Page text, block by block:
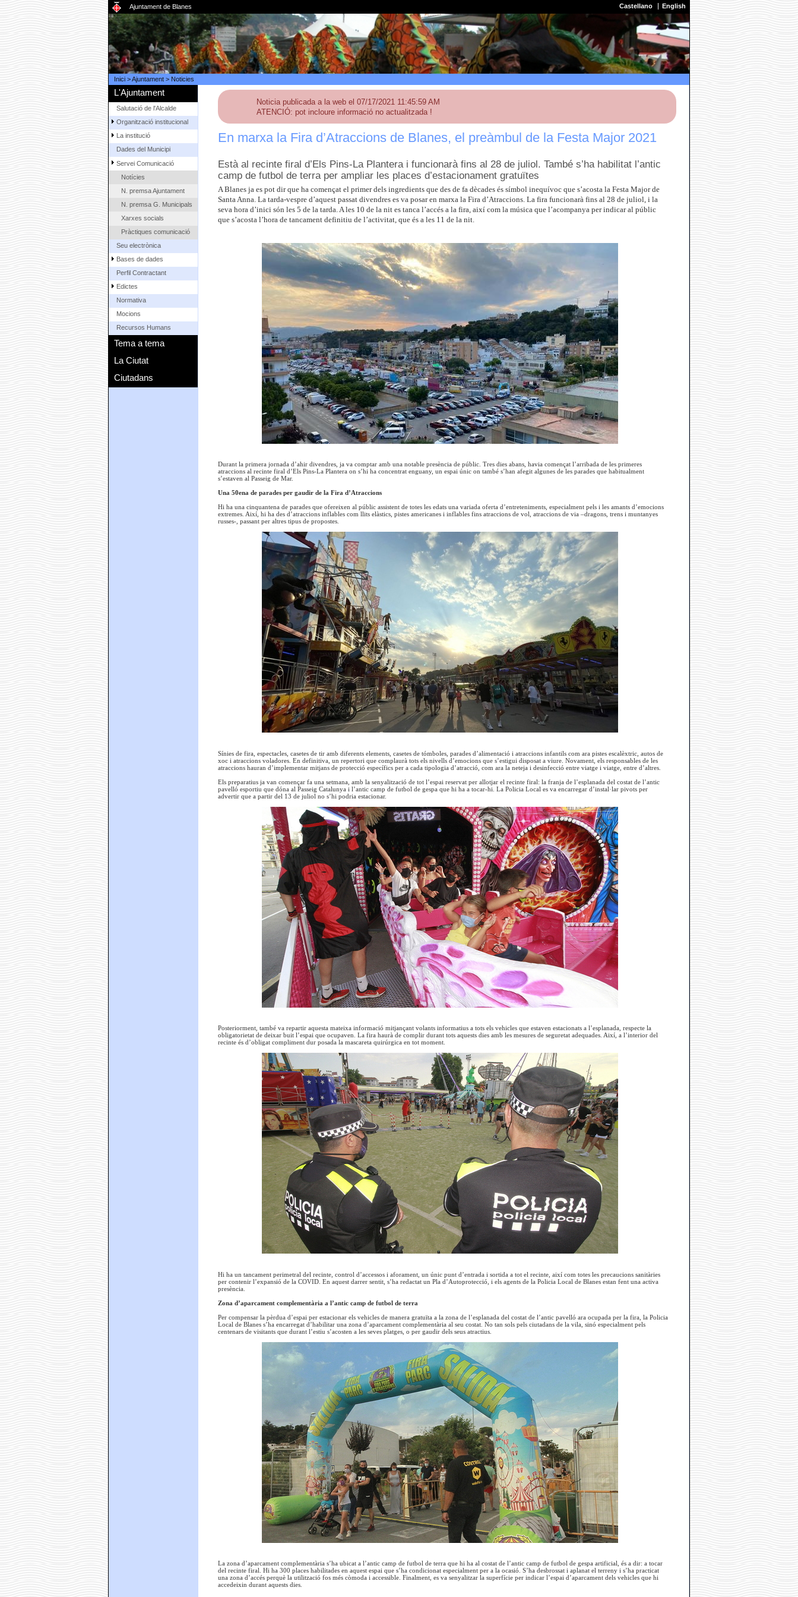
Ajuntament de Blanes Castellano English
Inici>Ajuntament> Noticies
L'Ajuntament
Salutació de l'Alcalde
Organització institucional
La institució
Dades del Municipi
Servei Comunicació
Notícies
N. premsa Ajuntament
N. premsa G. Municipals
Xarxes socials
Pràctiques comunicació
Seu electrònica
Bases de dades
Perfil Contractant
Edictes
Normativa
Mocions
Recursos Humans
Tema a tema
La Ciutat
Ciutadans
Noticia publicada a la web el 07/17/2021 11:45:59 AM
ATENCIÓ: pot incloure informació no actualitzada !
En marxa la Fira d’Atraccions de Blanes, el preàmbul de la Festa Major 2021
Està al recinte firal d’Els Pins-La Plantera i funcionarà fins al 28 de juliol. També s’ha habilitat l’antic
camp de futbol de terra per ampliar les places d’estacionament gratuïtes
A Blanes ja es pot dir que ha començat el primer dels ingredients que des de fa dècades és símbol inequívoc que s’acosta la Festa Major de
Santa Anna. La tarda-vespre d’aquest passat divendres es va posar en marxa la Fira d’Atraccions. La fira funcionarà fins al 28 de juliol, i la
seva hora d’inici són les 5 de la tarda. A les 10 de la nit es tanca l’accés a la fira, així com la música que l’acompanya per indicar al públic
que s’acosta l’hora de tancament definitiu de l’activitat, que és a les 11 de la nit.
Durant la primera jornada d’ahir divendres, ja va comptar amb una notable presència de públic. Tres dies abans, havia començat l’arribada de les primeres
atraccions al recinte firal d’Els Pins-La Plantera on s’hi ha concentrat enguany, un espai únic on també s’han afegit algunes de les parades que habitualment
s’estaven al Passeig de Mar.
Una 50ena de parades per gaudir de la Fira d’Atraccions
Hi ha una cinquantena de parades que ofereixen al públic assistent de totes les edats una variada oferta d’entreteniments, especialment pels i les amants d’emocions
extremes. Així, hi ha des d’atraccions inflables com llits elàstics, pistes americanes i inflables fins atraccions de vol, atraccions de via –dragons, trens i muntanyes
russes-, passant per altres tipus de propostes.
Sínies de fira, espectacles, casetes de tir amb diferents elements, casetes de tómboles, parades d’alimentació i atraccions infantils com ara pistes escalèxtric, autos de
xoc i atraccions voladores. En definitiva, un repertori que complaurà tots els nivells d’emocions que s’estigui disposat a viure. Novament, els responsables de les
atraccions hauran d’implementar mitjans de protecció específics per a cada tipologia d’atracció, com ara la neteja i desinfecció entre viatge i viatge, entre d’altres.
Els preparatius ja van començar fa una setmana, amb la senyalització de tot l’espai reservat per allotjar el recinte firal: la franja de l’esplanada del costat de l’antic
pavelló esportiu que dóna al Passeig Catalunya i l’antic camp de futbol de gespa que hi ha a tocar-hi. La Policia Local es va encarregar d’instal·lar pivots per
advertir que a partir del 13 de juliol no s’hi podria estacionar.
Posteriorment, també va repartir aquesta mateixa informació mitjançant volants informatius a tots els vehicles que estaven estacionats a l’esplanada, respecte la
obligatorietat de deixar buit l’espai que ocupaven. La fira haurà de complir durant tots aquests dies amb les mesures de seguretat adequades. Així, a l’interior del
recinte és d’obligat compliment dur posada la mascareta quirúrgica en tot moment.
Hi ha un tancament perimetral del recinte, control d’accessos i aforament, un únic punt d’entrada i sortida a tot el recinte, així com totes les precaucions sanitàries
per contenir l’expansió de la COVID. En aquest darrer sentit, s’ha redactat un Pla d’Autoprotecció, i els agents de la Policia Local de Blanes estan fent una activa
presència.
Zona d’aparcament complementària a l’antic camp de futbol de terra
Per compensar la pèrdua d’espai per estacionar els vehicles de manera gratuïta a la zona de l’esplanada del costat de l’antic pavelló ara ocupada per la fira, la Policia
Local de Blanes s’ha encarregat d’habilitar una zona d’aparcament complementària al seu costat. No tan sols pels ciutadans de la vila, sinó especialment pels
centenars de visitants que durant l’estiu s’acosten a les seves platges, o per gaudir dels seus atractius.
La zona d’aparcament complementària s’ha ubicat a l’antic camp de futbol de terra que hi ha al costat de l’antic camp de futbol de gespa artificial, és a dir: a tocar
del recinte firal. Hi ha 300 places habilitades en aquest espai que s’ha condicionat especialment per a la ocasió. S’ha desbrossat i aplanat el terreny i s’ha practicat
una zona d’accés perquè la utilització fos més còmoda i accessible. Finalment, es va senyalitzar la superfície per indicar l’espai d’aparcament dels vehicles que hi
accedeixin durant aquests dies.